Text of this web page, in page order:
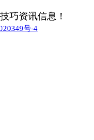
巧资讯信息！
号-4